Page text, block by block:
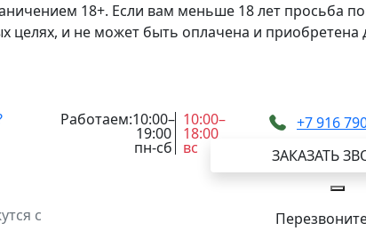
18+. Если вам меньше 18 лет просьба
целях, и не может быть оплачена и
с
Работаем:10:00–
19:00
пн-сб
10:00–
18:00
вс
+7 916
ЗАКАЗАТЬ